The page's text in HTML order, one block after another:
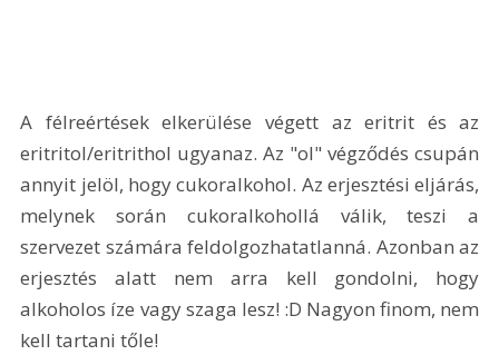
A félreértések elkerülése végett az eritrit és az
eritritol/eritrithol ugyanaz. Az "ol" végződés csupán
annyit jelöl, hogy cukoralkohol. Az erjesztési eljárás,
melynek során cukoralkohollá válik, teszi a
szervezet számára feldolgozhatatlanná. Azonban az
erjesztés alatt nem arra kell gondolni, hogy
alkoholos íze vagy szaga lesz! :D Nagyon finom, nem
kell tartani tőle!